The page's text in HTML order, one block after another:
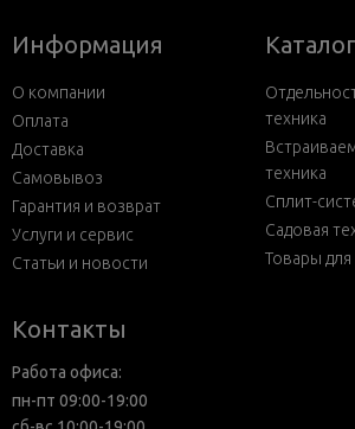
Информация
О компании
Оплата
Доставка
Самовывоз
Гарантия и возврат
Услуги и сервис
Статьи и новости
Каталог
техника
техника
Сплит-
Садовая
Товары для
Контакты
Работа офиса:
пн-пт 09:00-19:00